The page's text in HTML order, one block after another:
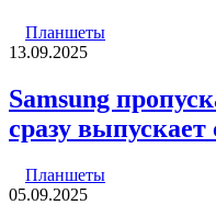
Планшеты
13.09.2025
Samsung
сразу
Планшеты
05.09.2025